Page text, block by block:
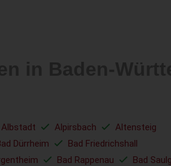
Albstadt Alpirsbach
Altensteig
Dürrheim
Bad Friedrichshall
Bad Rappenau
Bad